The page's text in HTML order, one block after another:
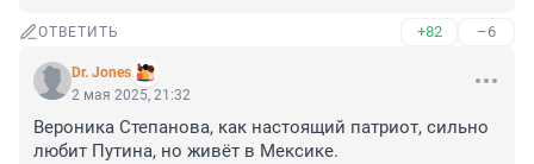
ОТВЕТИТЬ +82 –6
Dr. Jones
2 мая 2025, 21:32
Вероника Степанова, как настоящий патриот, сильно
любит Путина, но живёт в Мексике.